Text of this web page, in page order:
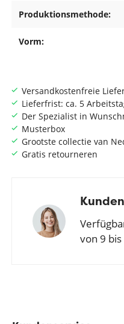
Versandkostenfreie
Lieferfrist: ca. 5
Der Spezialist in
Musterbox
Grootste collectie van
Gratis retourneren
von 9
Produktionsmethode:
Vorm: